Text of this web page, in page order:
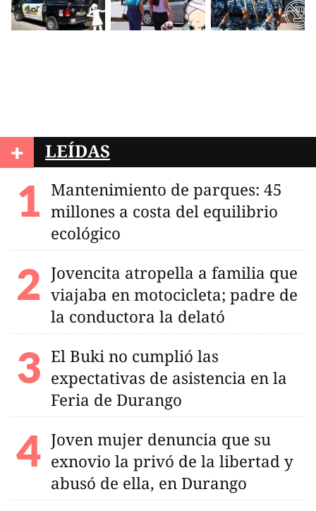
+ LEÍDAS
Mantenimiento de parques: 45
millones a costa del equilibrio
ecológico
Jovencita atropella a familia que
viajaba en motocicleta; padre de
la conductora la delató
El Buki no cumplió las
expectativas de asistencia en la
Feria de Durango
Joven mujer denuncia que su
exnovio la privó de la libertad y
abusó de ella, en Durango